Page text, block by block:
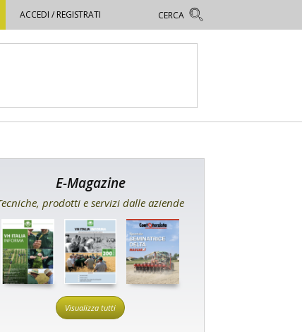
ACCEDI / REGISTRATI
E-Magazine
prodotti e servizi dalle aziende
Visualizza tutti